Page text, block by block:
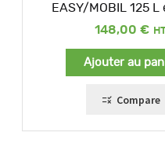
EASY/MOBIL 125 L
148,00 €
Ajouter au
Compare